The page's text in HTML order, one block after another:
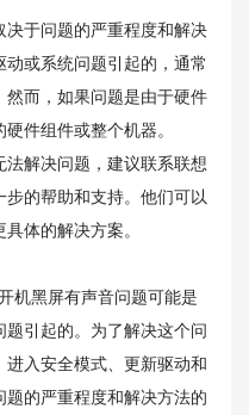
于问题的严重程度和解决
或系统问题引起的，通常
而，如果问题是由于硬件
件组件或整个机器。
解决问题，建议联系联想
的帮助和支持。他们可以
体的解决方案。
黑屏有声音问题可能是
引起的。为了解决这个问
入安全模式、更新驱动和
的严重程度和解决方法的